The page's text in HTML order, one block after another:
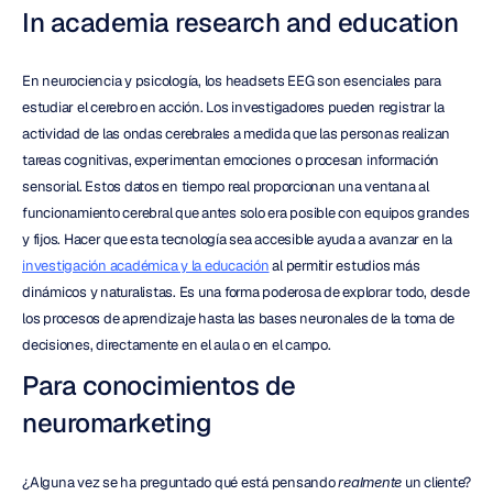
In academia research and education
En neurociencia y psicología, los headsets EEG son esenciales para
estudiar el cerebro en acción. Los investigadores pueden registrar la
actividad de las ondas cerebrales a medida que las personas realizan
tareas cognitivas, experimentan emociones o procesan información
sensorial. Estos datos en tiempo real proporcionan una ventana al
funcionamiento cerebral que antes solo era posible con equipos grandes
y fijos. Hacer que esta tecnología sea accesible ayuda a avanzar en la
investigación académica y la educación al permitir estudios más
dinámicos y naturalistas. Es una forma poderosa de explorar todo, desde
los procesos de aprendizaje hasta las bases neuronales de la toma de
decisiones, directamente en el aula o en el campo.
Para conocimientos de
neuromarketing
¿Alguna vez se ha preguntado qué está pensando realmente un cliente?